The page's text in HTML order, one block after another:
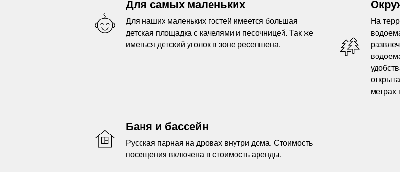
Для самых маленьких
Для наших маленьких гостей имеется большая
детская площадка с качелями и песочницей. Так же
иметься детский уголок в зоне ресепшена.
На
метрах
Баня и бассейн
Русская парная на дровах внутри дома. Стоимость
посещения включена в стоимость аренды.